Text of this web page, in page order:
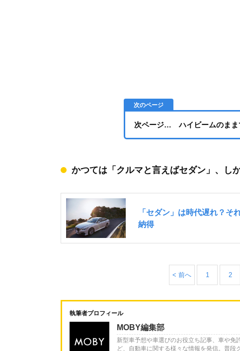
次ページ… ハイビームのまま
かつては「クルマと言えばセダン」、し
< 前へ 1 2
執筆者プロフィール
MOBY編集部
新型車予想や車選びのお役立ち記事、車や免
ど、自動車に関する様々な情報を発信。普